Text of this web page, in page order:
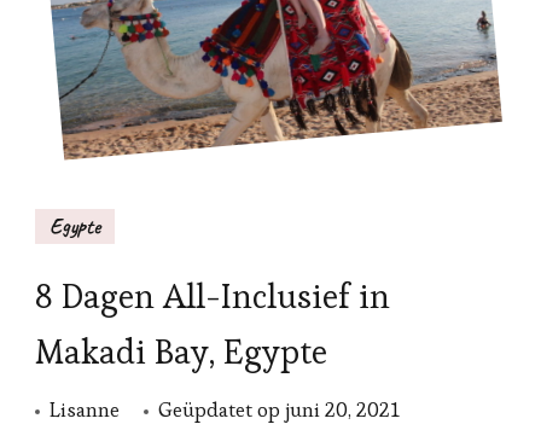
Egypte
8 Dagen All-Inclusief in
Makadi Bay, Egypte
Lisanne Geüpdatet op juni 20, 2021